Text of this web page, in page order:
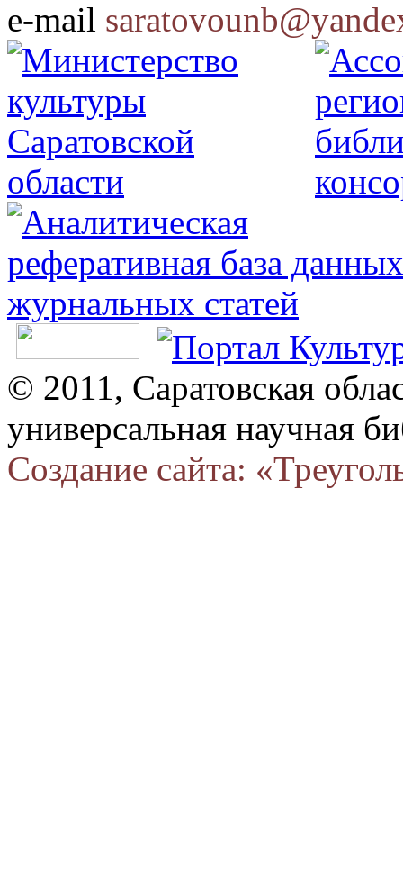
e-mail
© 2011, Саратовская
универсальная научная
Создание сайта: